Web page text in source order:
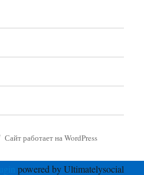
Сайт работает на WordPress
powered by Ultimatelysocial